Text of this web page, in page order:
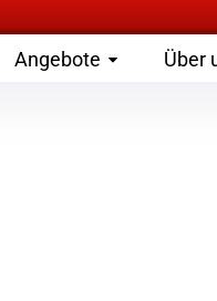
Angebote Über